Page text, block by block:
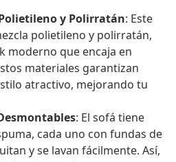
y Polirratán: Este
polietileno y polirratán,
moderno que encaja en
materiales garantizan
atractivo, mejorando tu
: El sofá tiene
cada uno con fundas de
y se lavan fácilmente. Así,